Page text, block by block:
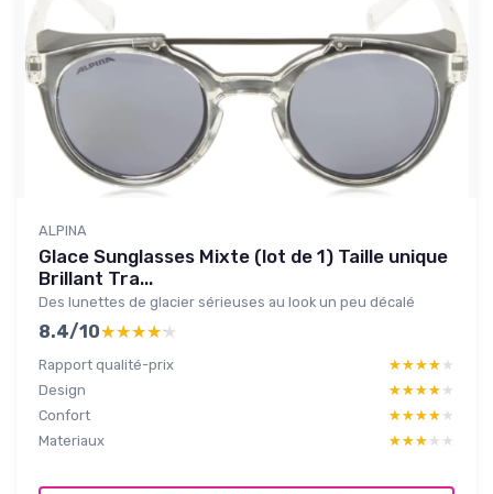
ALPINA
Glace Sunglasses Mixte (lot de 1) Taille unique
Brillant Tra...
Des lunettes de glacier sérieuses au look un peu décalé
8.4/10★★★★★
★★★★★
Rapport qualité-prix ★★★★★
★★★★★
Design
★★★★★
★★★★★
Confort
★★★★★
★★★★★
Materiaux
★★★★★
★★★★★